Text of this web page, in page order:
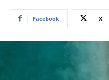
Facebook X